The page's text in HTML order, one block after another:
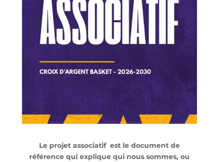
Le projet associatif est le document de
référence qui explique qui nous sommes, ou